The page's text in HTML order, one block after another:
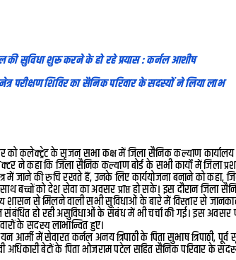
की सुविधा शुरू करने के हो रहे प्रयास : कर्नल आशीष
परीक्षण शिविर का सैनिक परिवार के सदस्यों ने लिया लाभ
कलेक्ट्रेट के सृजन सभा कक्ष में जिला सैनिक कल्याण कार्यालय
ने कहा कि जिला सैनिक कल्याण बोर्ड के सभी कार्यों में जिला
में जाने की रुचि रखते हैं, उनके लिए कार्ययोजना बनाने को कहा,
बच्चों को देश सेवा का अवसर प्राप्त हो सके। इस दौरान जिला
से मिलने वाली सभी सुविधाओं के बारे में विस्तार से
हो रही असुविधाओं के संबंध में भी चर्चा की गई। इस अवसर
के सदस्य लाभान्वित हुए।
आर्मी में सेवारत कर्नल अनय त्रिपाठी के पिता सुभाष त्रिपाठी,
बेटों के पिता भोजराम पटेल सहित सैनिक परिवार के